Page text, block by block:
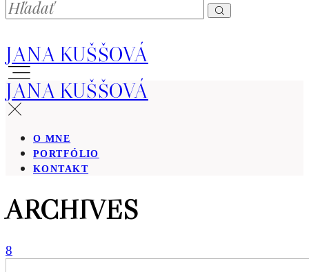
JANA KUŠŠOVÁ
JANA KUŠŠOVÁ
O MNE
PORTFÓLIO
KONTAKT
ARCHIVES
8